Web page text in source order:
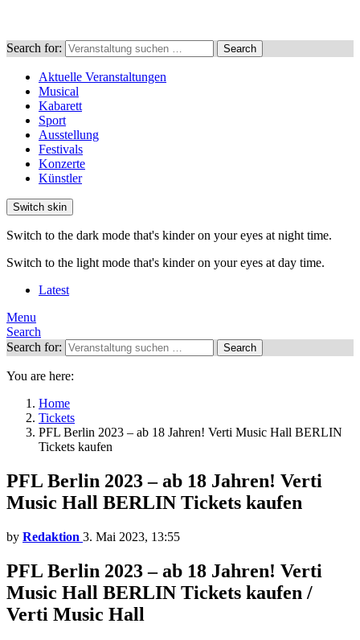
Search for: Search
Aktuelle Veranstaltungen
Musical
Kabarett
Sport
Ausstellung
Festivals
Konzerte
Künstler
Switch skin
Switch to the dark mode that's kinder on your eyes at night time.
Switch to the light mode that's kinder on your eyes at day time.
Latest
Menu
Search
Search for:
Search
You are here:
Home
Tickets
PFL Berlin 2023 – ab 18 Jahren! Verti Music Hall BERLIN
Tickets kaufen
PFL Berlin 2023 – ab 18 Jahren! Verti
Music Hall BERLIN Tickets kaufen
by Redaktion 3. Mai 2023, 13:55
PFL Berlin 2023 – ab 18 Jahren! Verti
Music Hall BERLIN Tickets kaufen /
Verti Music Hall